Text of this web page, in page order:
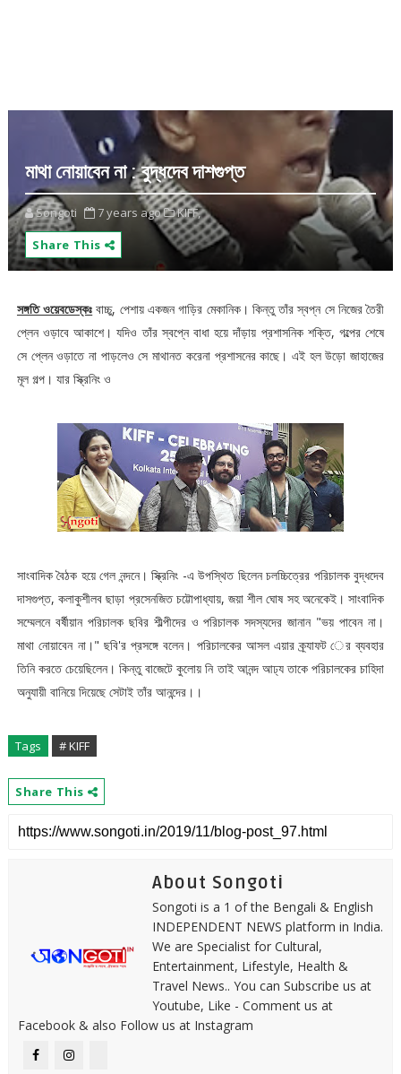
মাথা নোয়াবেন না : বুদ্ধদেব দাশগুপ্ত
Songoti 7 years ago
KIFF,
Share This
সঙ্গতি ওয়েবডেস্কঃ বাচ্চু, পেশায় একজন গাড়ির মেকানিক। কিন্তু তাঁর স্বপ্ন সে নিজের তৈরী
প্লেন ওড়াবে আকাশে। যদিও তাঁর স্বপ্নে বাধা হয়ে দাঁড়ায় প্রশাসনিক শক্তি, গল্পের শেষে
সে প্লেন ওড়াতে না পাড়লেও সে মাথানত করেনা প্রশাসনের কাছে। এই হল উড়ো জাহাজের
মূল গল্প। যার স্ক্রিনিং ও
সাংবাদিক বৈঠক হয়ে গেল নন্দনে। স্ক্রিনিং -এ উপস্থিত ছিলেন চলচ্চিত্রের পরিচালক বুদ্ধদেব
দাসগুপ্ত, কলাকুশীলব ছাড়া প্রসেনজিত চট্টোপাধ্যায়, জয়া শীল ঘোষ সহ অনেকেই। সাংবাদিক
সম্মেলনে বর্ষীয়ান পরিচালক ছবির শীল্পীদের ও পরিচালক সদস্যদের জানান "ভয় পাবেন না।
মাথা নোয়াবেন না।" ছবি'র প্রসঙ্গে বলেন। পরিচালকের আসল এয়ার ক্র্যাফট ের ব্যবহার
তিনি করতে চেয়েছিলেন। কিন্তু বাজেটে কুলোয় নি তাই আনন্দ আঢ্য তাকে পরিচালকের চাহিদা
অনুযায়ী বানিয়ে দিয়েছে সেটাই তাঁর আনন্দের।।
Tags # KIFF
Share This
About Songoti
Songoti is a 1 of the Bengali & English
INDEPENDENT NEWS platform in India.
We are Specialist for Cultural,
Entertainment, Lifestyle, Health &
Travel News.. You can Subscribe us at
Youtube, Like - Comment us at
Facebook & also Follow us at Instagram